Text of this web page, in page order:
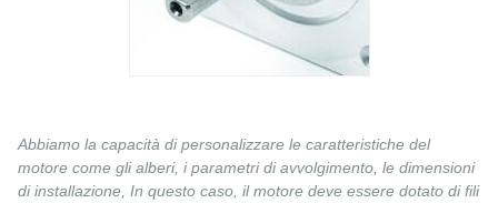
Abbiamo la capacità di personalizzare le caratteristiche del
motore come gli alberi, i parametri di avvolgimento, le dimensioni
di installazione, In questo caso, il motore deve essere dotato di fili